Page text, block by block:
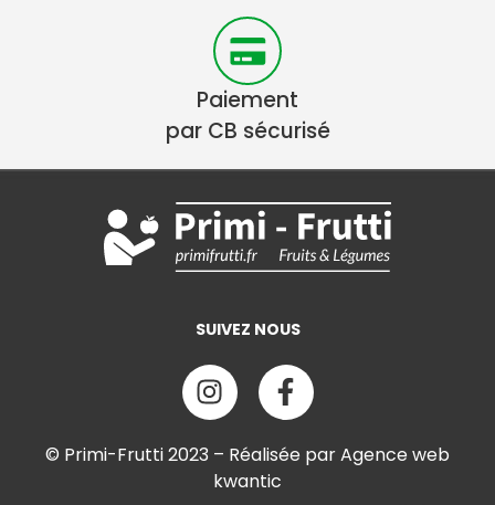
Paiement
par CB sécurisé
SUIVEZ NOUS
© Primi-Frutti 2023 – Réalisée par Agence web
kwantic